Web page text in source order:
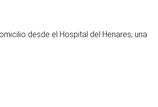
desde el Hospital del Henares, una